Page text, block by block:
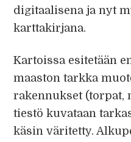
digitaalisena ja nyt
karttakirjana.
Kartoissa esitetään
maaston tarkka
rakennukset (torpat,
tiestö kuvataan
käsin väritetty.